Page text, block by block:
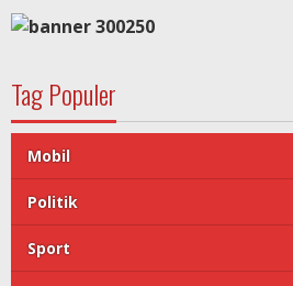
Tag Populer
Mobil
Politik
Sport